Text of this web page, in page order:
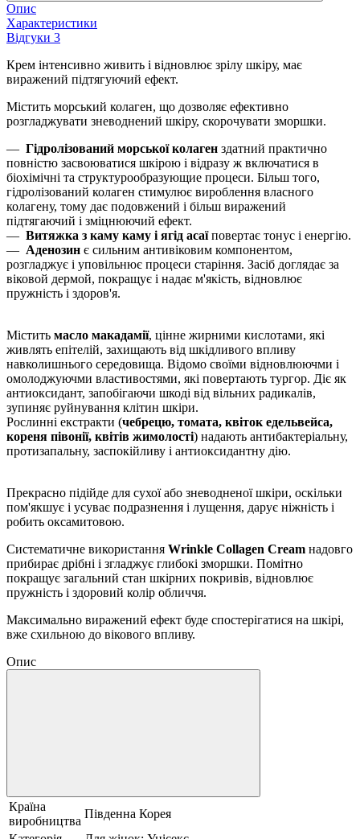
Опис
Характеристики
Відгуки 3
Крем інтенсивно живить і відновлює зрілу шкіру, має
виражений підтягуючий ефект.
Містить морський колаген, що дозволяє ефективно
розгладжувати зневоднений шкіру, скорочувати зморшки.
— Гідролізований морської колаген здатний практично
повністю засвоюватися шкірою і відразу ж включатися в
біохімічні та структурообразующие процеси. Більш того,
гідролізований колаген стимулює вироблення власного
колагену, тому дає подовжений і більш виражений
підтягаючий і зміцнюючий ефект.
— Витяжка з каму каму і ягід асаїповертає тонус і енергію.
— Аденозин є сильним антивіковим компонентом,
розгладжує і уповільнює процеси старіння. Засіб доглядає за
віковой дермой, покращує і надає м'якість, відновлює
пружність і здоров'я.
Містить масло макадамії, цінне жирними кислотами, які
живлять епітелій, захищають від шкідливого впливу
навколишнього середовища. Відомо своїми відновлюючми і
омолоджуючми властивостями, які повертають тургор. Діє як
антиоксидант, запобігаючи шкоді від вільних радикалів,
зупиняє руйнування клітин шкіри.
Рослинні екстракти (чебрецю, томата, квіток едельвейса,
кореня півонії, квітів жимолості) надають антибактеріальну,
протизапальну, заспокійливу і антиоксидантну дію.
Прекрасно підійде для сухої або зневодненої шкіри, оскільки
пом'якшує і усуває подразнення і лущення, дарує ніжність і
робить оксамитовою.
Систематичне використання Wrinkle Collagen Cream надовго
прибирає дрібні і згладжує глибокі зморшки. Помітно
покращує загальний стан шкірних покривів, відновлює
пружність і здоровий колір обличчя.
Максимально виражений ефект буде спостерігатися на шкірі,
вже схильною до вікового впливу.
Опис
Країна
виробництва
Південна Корея